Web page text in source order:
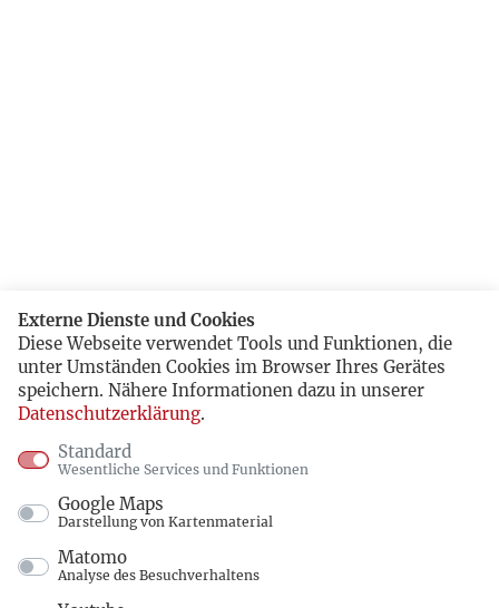
Externe Dienste und Cookies
Diese Webseite verwendet Tools und Funktionen, die
unter Umständen Cookies im Browser Ihres Gerätes
speichern. Nähere Informationen dazu in unserer
Datenschutzerklärung.
Standard
Wesentliche Services und Funktionen
Google Maps
Darstellung von Kartenmaterial
Matomo
Analyse des Besuchverhaltens